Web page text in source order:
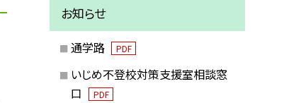
お知らせ
通学路 PDF
いじめ不登校対策支援室相談窓
口
PDF